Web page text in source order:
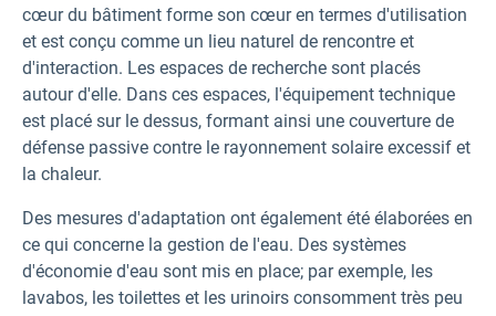
cœur du bâtiment forme son cœur en termes d'utilisation
et est conçu comme un lieu naturel de rencontre et
d'interaction. Les espaces de recherche sont placés
autour d'elle. Dans ces espaces, l'équipement technique
est placé sur le dessus, formant ainsi une couverture de
défense passive contre le rayonnement solaire excessif et
la chaleur.
Des mesures d'adaptation ont également été élaborées en
ce qui concerne la gestion de l'eau. Des systèmes
d'économie d'eau sont mis en place; par exemple, les
lavabos, les toilettes et les urinoirs consomment très peu